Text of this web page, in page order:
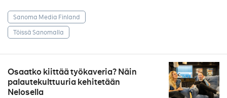
Sanoma Media Finland
Töissä Sanomalla
Osaatko kiittää työkaveria? Näin
palautekulttuuria kehitetään
Nelosella